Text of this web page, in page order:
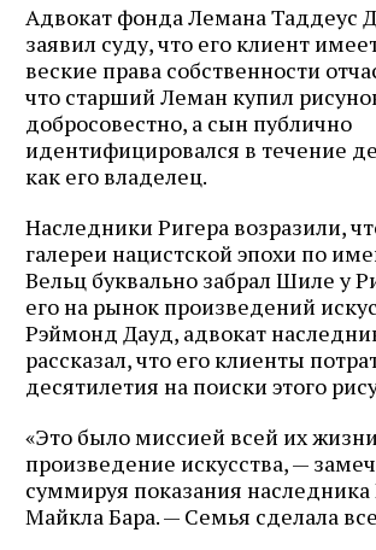
Адвокат фонда Лемана Таддеус
заявил суду, что его клиент
веские права собственности
что старший Леман купил
добросовестно, а сын публично
идентифицировался в течение
как его владелец.
Наследники Ригера возразили,
галереи нацистской эпохи по
Вельц буквально забрал Шиле у
его на рынок произведений
Рэймонд Дауд, адвокат
рассказал, что его клиенты
десятилетия на поиски этого
«Это было миссией всей их
произведение искусства, —
суммируя показания наследника
Майкла Бара. — Семья сделала